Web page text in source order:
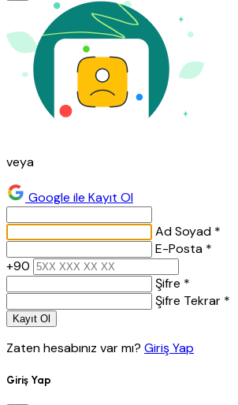
veya
Google ile Kayıt Ol
Ad Soyad *
E-Posta *
+90
Şifre *
Şifre Tekrar *
Kayıt Ol
Zaten hesabınız var mı? Giriş Yap
Giriş Yap